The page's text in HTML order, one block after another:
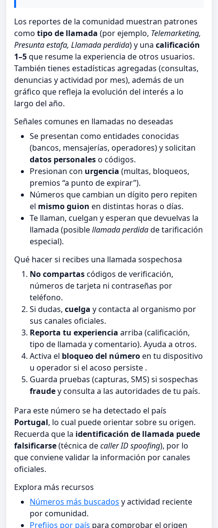
Los reportes de la comunidad muestran patrones
como tipo de llamada (por ejemplo, Telemarketing,
Presunta estafa, Llamada perdida) y una calificación
1–5que resume la experiencia de otros usuarios.
También tienes estadísticas agregadas (consultas,
denuncias y actividad por mes), además de un
gráfico que refleja la evolución del interés a lo
largo del año.
Señales comunes en llamadas no deseadas
Se presentan como entidades conocidas
(bancos, mensajerías, operadores) y solicitan
datos personaleso códigos.
Presionan con urgencia (multas, bloqueos,
premios “a punto de expirar”).
Números que cambian un dígito pero repiten
el mismo guion en distintas horas o días.
Te llaman, cuelgan y esperan que devuelvas la
llamada (posiblellamada perdidade tarificación
especial).
Qué hacer si recibes una llamada sospechosa
No compartascódigos de verificación,
números de tarjeta ni contraseñas por
teléfono.
Si dudas, cuelga y contacta al organismo por
sus canales oficiales.
Reporta tu experiencia arriba (calificación,
tipo de llamada y comentario). Ayuda a otros.
Activa el bloqueo del númeroen tu dispositivo
u operador si el acoso persiste .
Guarda pruebas (capturas, SMS) si sospechas
fraudey consulta a las autoridades de tu país.
Para este número se ha detectado el país
Portugal, lo cual puede orientar sobre su origen.
Recuerda que la identificación de llamada puede
falsificarse(técnica decaller ID spoofing), por lo
que conviene validar la información por canales
oficiales.
Explora más recursos
Números más buscados y actividad reciente
por comunidad.
Prefijos por país para comprobar el origen